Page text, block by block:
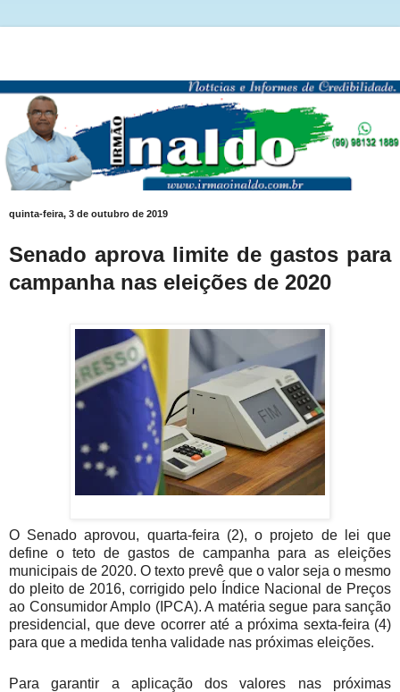
quinta-feira, 3 de outubro de 2019
Senado aprova limite de gastos para
campanha nas eleições de 2020
O Senado aprovou, quarta-feira (2), o projeto de lei que
define o teto de gastos de campanha para as eleições
municipais de 2020. O texto prevê que o valor seja o mesmo
do pleito de 2016, corrigido pelo Índice Nacional de Preços
ao Consumidor Amplo (IPCA). A matéria segue para sanção
presidencial, que deve ocorrer até a próxima sexta-feira (4)
para que a medida tenha validade nas próximas eleições.
Para garantir a aplicação dos valores nas próximas